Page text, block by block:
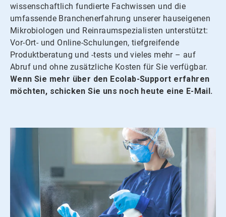
wissenschaftlich fundierte Fachwissen und die
umfassende Branchenerfahrung unserer hauseigenen
Mikrobiologen und Reinraumspezialisten unterstützt:
Vor-Ort- und Online-Schulungen, tiefgreifende
Produktberatung und -tests und vieles mehr – auf
Abruf und ohne zusätzliche Kosten für Sie verfügbar.
Wenn Sie mehr über den Ecolab-Support erfahren
möchten, schicken Sie uns noch heute eine E-Mail.